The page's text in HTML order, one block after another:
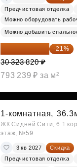
Предчистовая отделка
Можно оборудовать
Можно добавить
23 955 818 ₽ -21%
30 323 820 ₽
793 239 ₽ за м²
1-комнатная,
ЖК Сидней Сити, 6.1
этаж, №59
3 кв 2027
Скидка
Предчистовая отделка